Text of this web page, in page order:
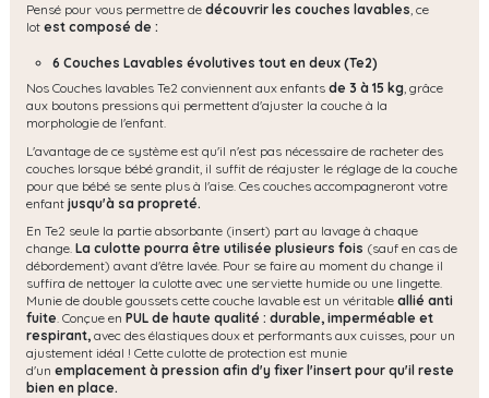
Pensé pour vous permettre de découvrir les couches lavables, ce
lot est composé de :
6 Couches Lavables évolutives tout en deux (Te2)
Nos Couches lavables Te2 conviennent aux enfants de 3 à 15 kg, grâce
aux boutons pressions qui permettent d'ajuster la couche à la
morphologie de l'enfant.
L'avantage de ce système est qu'il n'est pas nécessaire de racheter des
couches lorsque bébé grandit, il suffit de réajuster le réglage de la couche
pour que bébé se sente plus à l'aise. Ces couches accompagneront votre
enfant jusqu'à sa propreté.
En Te2 seule la partie absorbante (insert) part au lavage à chaque
change. La culotte pourra être utilisée plusieurs fois (sauf en cas de
débordement) avant d'être lavée. Pour se faire au moment du change il
suffira de nettoyer la culotte avec une serviette humide ou une lingette.
Munie de double goussets cette couche lavable est un véritable allié anti
fuite. Conçue en PUL de haute qualité : durable, imperméable et
respirant, avec des élastiques doux et performants aux cuisses, pour un
ajustement idéal ! Cette culotte de protection est munie
d'un emplacement à pression afin d'y fixer l'insert pour qu'il reste
bien en place.